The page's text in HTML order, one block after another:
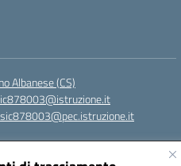
Albanese (CS)